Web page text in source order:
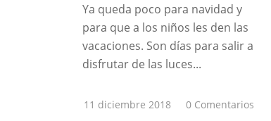
Ya queda poco para navidad y
para que a los niños les den las
vacaciones. Son días para salir a
disfrutar de las luces...
11 diciembre 2018
/ 0 Comentarios